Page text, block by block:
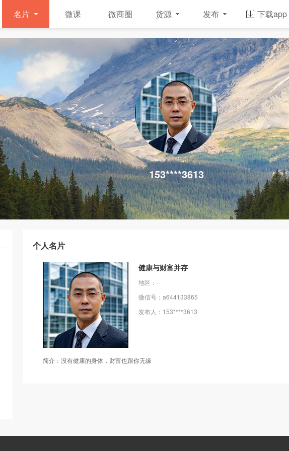
名片 微课 微商圈 货源 发布 下载app
153****3613
个人名片
健康与财富并存
地区：-
微信号：a644133865
发布人：153****3613
简介：没有健康的身体，财富也跟你无缘